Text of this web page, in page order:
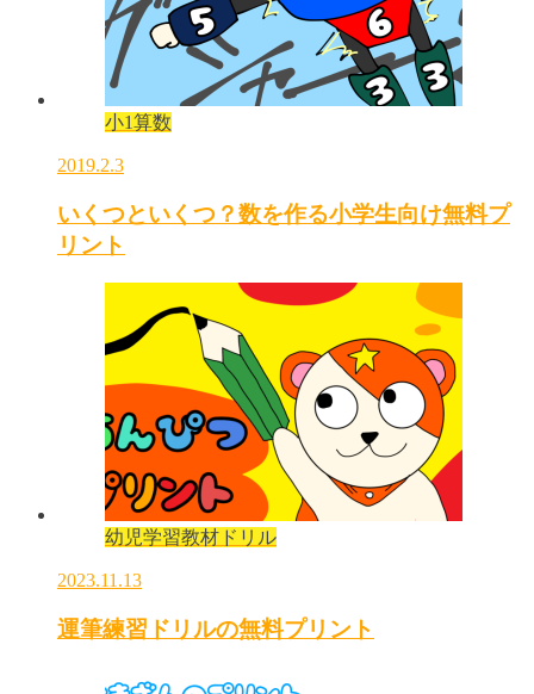
小1算数
2019.2.3
いくつといくつ？数を作る小学生向け無料プ
リント
幼児学習教材ドリル
2023.11.13
運筆練習ドリルの無料プリント